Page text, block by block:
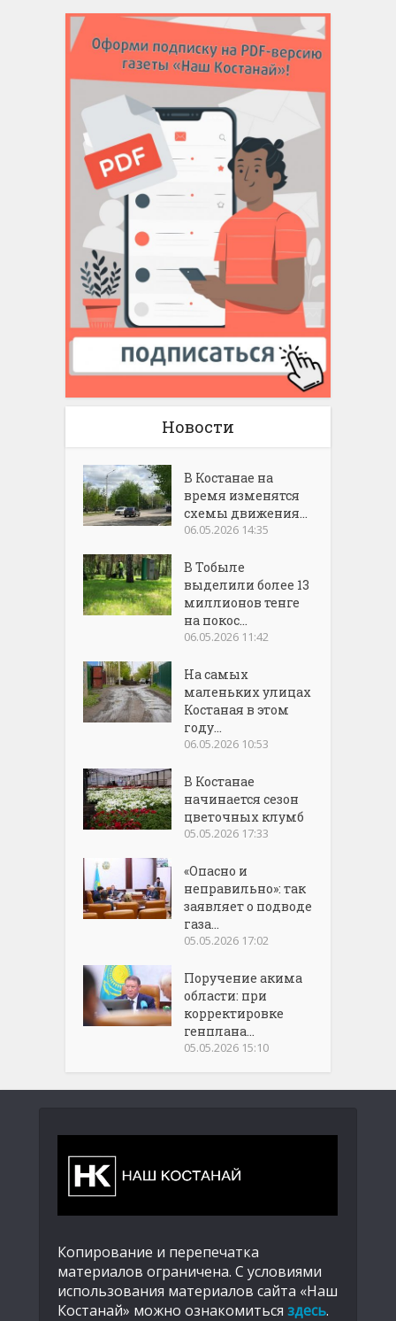
Новости
В Костанае на
время изменятся
схемы движения...
06.05.2026 14:35
В Тобыле
выделили более 13
миллионов тенге
на покос...
06.05.2026 11:42
На самых
маленьких улицах
Костаная в этом
году...
06.05.2026 10:53
В Костанае
начинается сезон
цветочных клумб
05.05.2026 17:33
«Опасно и
неправильно»: так
заявляет о подводе
газа...
05.05.2026 17:02
Поручение акима
области: при
корректировке
генплана...
05.05.2026 15:10
Копирование и перепечатка
материалов ограничена. С условиями
использования материалов сайта «Наш
Костанай» можно ознакомиться здесь.